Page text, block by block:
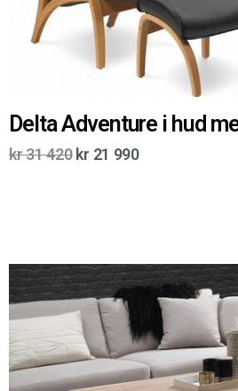
Delta Adventure i hud
kr31 420 kr 21 990